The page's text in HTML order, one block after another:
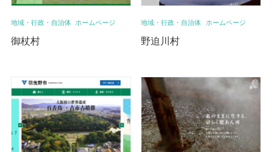
地域・行政・自治体 ホームページ
御杖村
地域・行政・自治体 ホームページ
野迫川村